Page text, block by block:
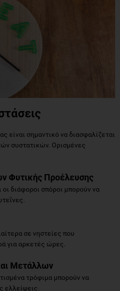
είναι σημαντικό να διασφαλίζεται
συστατικών. Ορισμένες
Φυτικής Προέλευσης
οι διάφοροι σπόροι μπορούν να
σε νηστείες που
για αρκετές ώρες.
Μετάλλων
τρόφιμα μπορούν να
ελλείψεις.